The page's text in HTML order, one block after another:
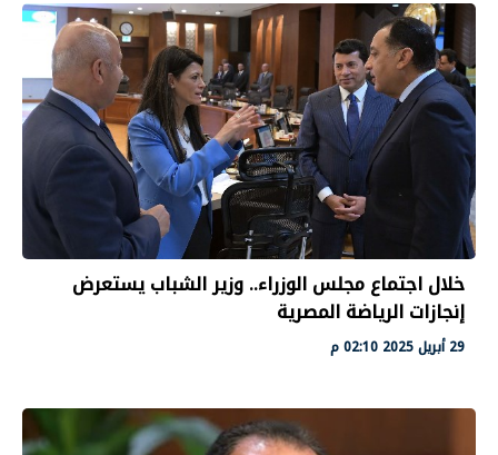
خلال اجتماع مجلس الوزراء.. وزير الشباب يستعرض
إنجازات الرياضة المصرية
29 أبريل 2025 02:10 م